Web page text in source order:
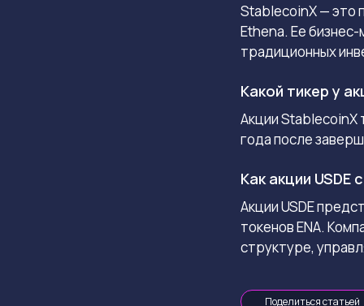
StablecoinX — это
Ethena. Ее
традиционных
Какой тикер у
Акции StablecoinX
года после
Как акции
Акции USDE
токенов ENA.
структуре,
Поделиться статьей